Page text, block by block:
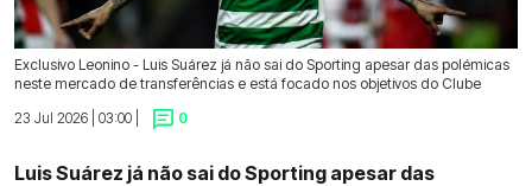
Exclusivo Leonino - Luis Suárez já não sai do Sporting apesar das polémicas
neste mercado de transferências e está focado nos objetivos do Clube
23 Jul 2026 | 03:00 |
0
Luis Suárez já não sai do Sporting apesar das